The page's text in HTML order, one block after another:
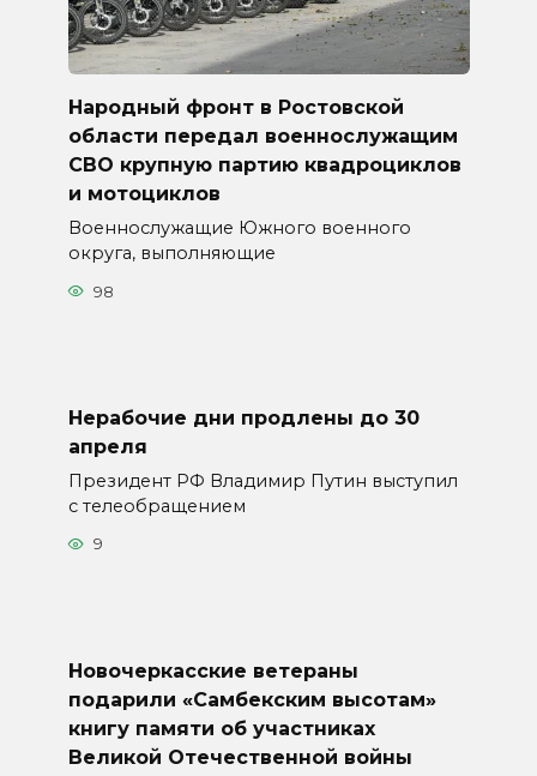
Народный фронт в Ростовской
области передал военнослужащим
СВО крупную партию квадроциклов
и мотоциклов
Военнослужащие Южного военного
округа, выполняющие
98
Нерабочие дни продлены до 30
апреля
Президент РФ Владимир Путин выступил
с телеобращением
9
Новочеркасские ветераны
подарили «Самбекским высотам»
книгу памяти об участниках
Великой Отечественной войны